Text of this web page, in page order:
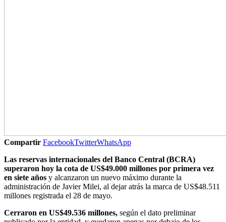
Compartir FacebookTwitterWhatsApp
Las reservas internacionales del Banco Central (BCRA)
superaron hoy la cota de US$49.000 millones por primera vez
en siete años y alcanzaron un nuevo máximo durante la
administración de Javier Milei, al dejar atrás la marca de US$48.511
millones registrada el 28 de mayo.
Cerraron en US$49.536 millones, según el dato preliminar